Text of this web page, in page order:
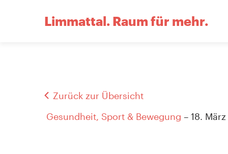
Limmattal. Raum für mehr.
Zurück zur Übersicht
Gesundheit, Sport & Bewegung – 18.